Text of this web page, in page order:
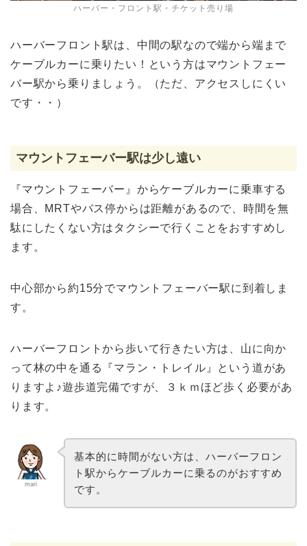
ハーバー・フロント駅・チケット売り場
ハーバーフロント駅は、中間の駅なので端から端まで
ケーブルカーに乗りたい！という方はマウントフェー
バー駅から乗りましょう。（ただ、アクセスしにくい
です・・）
マウントフェーバー駅は少し遠い
『マウントフェーバー』からケーブルカーに乗車する
場合、MRTやバス停からは距離があるので、時間を無
駄にしたくない方はタクシーで行くことをおすすめし
ます。
中心部から約15分でマウントフェーバー駅に到着しま
す。
ハーバーフロントから歩いて行きたい方は、山に向か
って林の中を通る『マラン・トレイル』という道があ
りますよ♪遊歩道完備ですが、３ｋｍほど歩く必要があ
ります。
mari
基本的に時間がない方は、ハーバーフロン
ト駅からケーブルカーに乗るのがおすすめ
です。